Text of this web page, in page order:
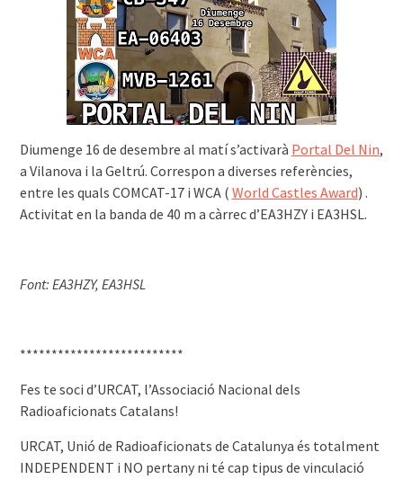
Diumenge 16 de desembre al matí s’activarà Portal Del Nin,
a Vilanova i la Geltrú. Correspon a diverses referències,
entre les quals COMCAT-17 i WCA ( World Castles Award) .
Activitat en la banda de 40 m a càrrec d’EA3HZY i EA3HSL.
Font: EA3HZY, EA3HSL
**************************
Fes te soci d’URCAT, l’Associació Nacional dels
Radioaficionats Catalans!
URCAT, Unió de Radioaficionats de Catalunya és totalment
INDEPENDENT i NO pertany ni té cap tipus de vinculació